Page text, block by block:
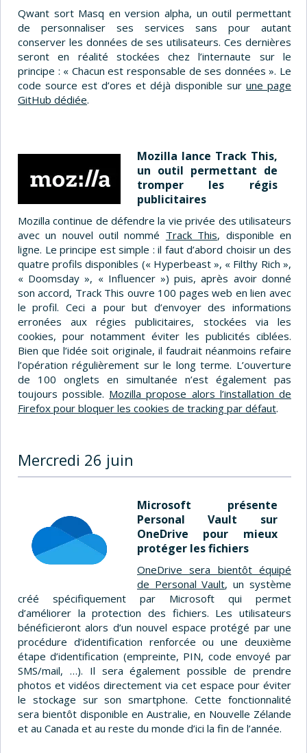
Qwant sort Masq en version alpha, un outil permettant
de personnaliser ses services sans pour autant
conserver les données de ses utilisateurs. Ces dernières
seront en réalité stockées chez l’internaute sur le
principe : « Chacun est responsable de ses données ». Le
code source est d’ores et déjà disponible sur une page
GitHub dédiée.
Mozilla lance Track This,
un outil permettant de
tromper les régis
publicitaires
Mozilla continue de défendre la vie privée des utilisateurs
avec un nouvel outil nommé Track This, disponible en
ligne. Le principe est simple : il faut d’abord choisir un des
quatre profils disponibles (« Hyperbeast », « Filthy Rich »,
« Doomsday », « Influencer ») puis, après avoir donné
son accord, Track This ouvre 100 pages web en lien avec
le profil. Ceci a pour but d’envoyer des informations
erronées aux régies publicitaires, stockées via les
cookies, pour notamment éviter les publicités ciblées.
Bien que l’idée soit originale, il faudrait néanmoins refaire
l’opération régulièrement sur le long terme. L’ouverture
de 100 onglets en simultanée n’est également pas
toujours possible. Mozilla propose alors l’installation de
Firefox pour bloquer les cookies de tracking par défaut.
Mercredi 26 juin
Microsoft présente
Personal Vault sur
OneDrive pour mieux
protéger les fichiers
OneDrive sera bientôt équipé
de Personal Vault, un système
créé spécifiquement par Microsoft qui permet
d’améliorer la protection des fichiers. Les utilisateurs
bénéficieront alors d’un nouvel espace protégé par une
procédure d’identification renforcée ou une deuxième
étape d’identification (empreinte, PIN, code envoyé par
SMS/mail, …). Il sera également possible de prendre
photos et vidéos directement via cet espace pour éviter
le stockage sur son smartphone. Cette fonctionnalité
sera bientôt disponible en Australie, en Nouvelle Zélande
et au Canada et au reste du monde d’ici la fin de l’année.